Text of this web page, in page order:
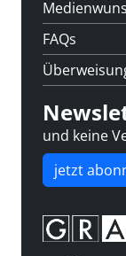
FAQs
und keine
jetzt